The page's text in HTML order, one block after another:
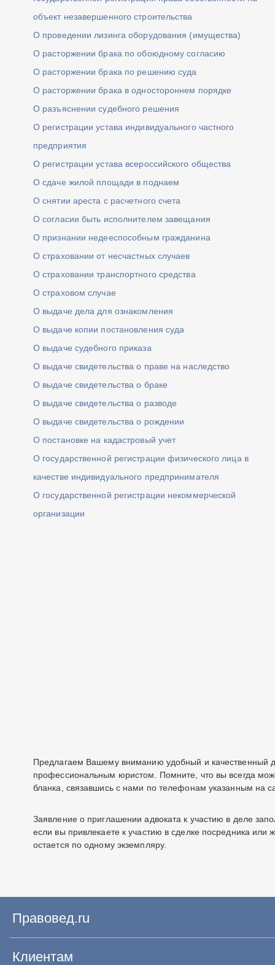
объект незавершенного строительства
О проведении лизинга оборудования (имущества)
О расторжении брака по обоюдному согласию
О расторжении брака по решению суда
О расторжении брака в одностороннем порядке
О разъяснении судебного решения
О регистрации устава индивидуального частного
предприятия
О регистрации устава всероссийского общества
О сдаче жилой площади в поднаем
О снятии ареста с расчетного счета
О согласии быть исполнителем завещания
О признании недееспособным гражданина
О страховании от несчастных случаев
О страховании транспортного средства
О страховом случае
О выдаче дела для ознакомления
О выдаче копии постановления суда
О выдаче судебного приказа
О выдаче свидетельства о праве на наследство
О выдаче свидетельства о браке
О выдаче свидетельства о разводе
О выдаче свидетельства о рождении
О постановке на кадастровый учет
О государственной регистрации физического лица в
качестве индивидуального предпринимателя
О государственной регистрации некоммерческой
организации
Предлагаем Вашему вниманию удобный и качественный
профессиональным юристом. Помните, что вы всегда
бланка, связавшись с нами по телефонам указанным на
Заявление о приглашении адвоката к участию в деле
если вы привлекаете к участию в сделке посредника или
остается по одному экземпляру.
Правовед.ru
Клиентам